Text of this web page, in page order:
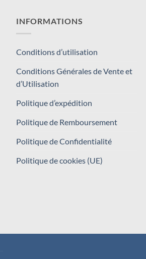
INFORMATIONS
Conditions d’utilisation
Conditions Générales de Vente et
d’Utilisation
Politique d’expédition
Politique de Remboursement
Politique de Confidentialité
Politique de cookies (UE)